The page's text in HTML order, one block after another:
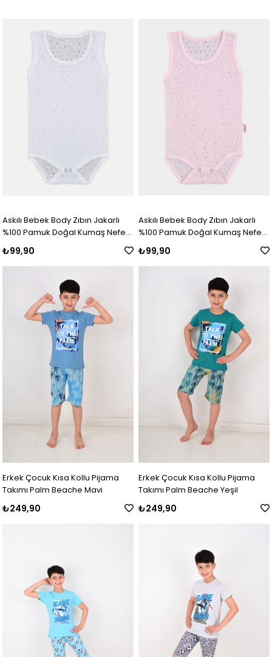
Askılı Bebek Body Zıbın Jakarlı
%100 Pamuk Doğal Kumaş Nefes
Alan Beyaz
₺99,90
Askılı Bebek Body Zıbın Jakarlı
%100 Pamuk Doğal Kumaş Nefes
Alan Pembe
₺99,90
Erkek Çocuk Kısa Kollu Pijama
Takımı Palm Beache Mavi
₺249,90
Erkek Çocuk Kısa Kollu Pijama
Takımı Palm Beache Yeşil
₺249,90